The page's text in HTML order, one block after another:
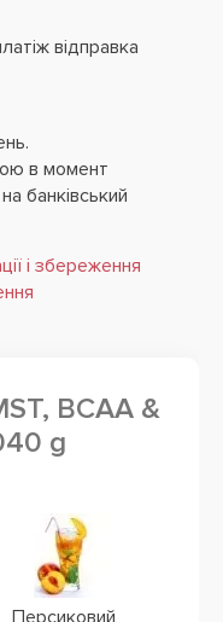
відправка
в момент
банківський
і збереження
BCAA &
g
Персиковий